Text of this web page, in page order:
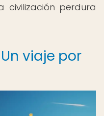
perdura
viaje por